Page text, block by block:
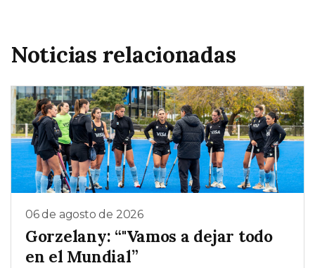
Noticias relacionadas
06 de agosto de 2026
Gorzelany: “"Vamos a dejar todo
en el Mundial”